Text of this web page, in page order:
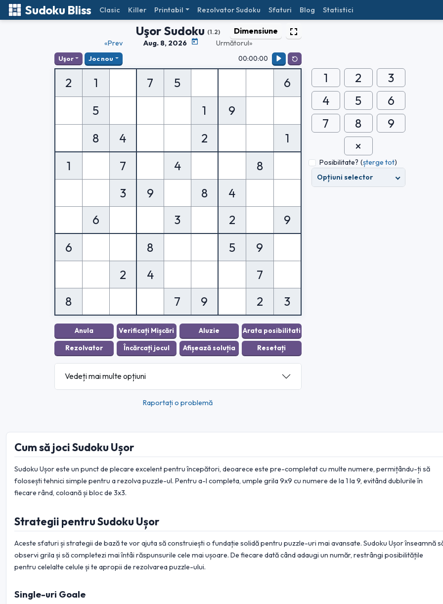
Sudoku Bliss Clasic Killer Printabil Rezolvator Sudoku Sfaturi Blog Statistici
Uşor Sudoku (1.2) Dimensiune
«Prev Aug. 8, 2026 Următorul»
Uşor Joc nou 00:00:00
2 1 7 5
6
5
1
9
8
4 2
1
1
7 4
8
3
9 8
4
6
3 2
9
6
8 5
9
2
4
7
8
7 9 2 3
1 2
3
4
5
6
7
8 9
Posibilitate? (șterge tot)
Opțiuni selector
Vedeți mai multe opțiuni
Raportați o problemă
Cum să joci Sudoku Ușor
Sudoku Ușor este un punct de plecare excelent pentru începători, deoarece este pre-completat cu multe numere, permițându-ți să
folosești tehnici simple pentru a rezolva puzzle-ul. Pentru a-l completa, umple grila 9x9 cu numere de la 1 la 9, evitând dublurile în
fiecare rând, coloană și bloc de 3x3.
Strategii pentru Sudoku Ușor
Aceste sfaturi și strategii de bază te vor ajuta să construiești o fundație solidă pentru puzzle-uri mai avansate. Sudoku Ușor înseamnă
observi grila și să completezi mai întâi răspunsurile cele mai ușoare. De fiecare dată când adaugi un număr, restrângi posibilitățile
pentru celelalte celule și te apropii de rezolvarea puzzle-ului.
Single-uri Goale